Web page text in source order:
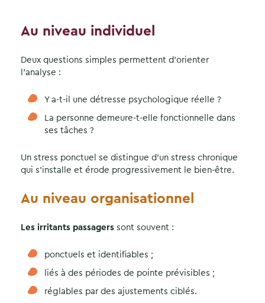
Au niveau individuel
Deux questions simples permettent d’orienter
l’analyse :
Y a-t-il une détresse psychologique réelle ?
La personne demeure-t-elle fonctionnelle dans
ses tâches ?
Un stress ponctuel se distingue d’un stress chronique
qui s’installe et érode progressivement le bien-être.
Au niveau organisationnel
Les irritants passagers sont souvent :
ponctuels et identifiables ;
liés à des périodes de pointe prévisibles ;
réglables par des ajustements ciblés.